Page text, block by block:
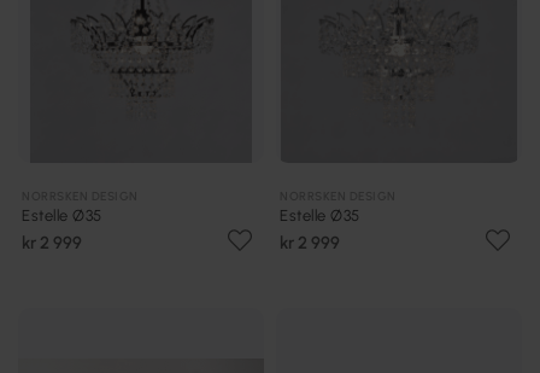
Estelle Ø35
kr 2 999
Estelle Ø35
kr 2 999